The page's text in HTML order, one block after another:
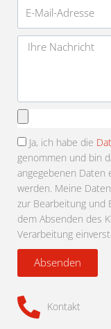
Mail-
Adresse
Nachricht
Anhang
Ja, ich habe die
genommen und bin
angegebenen Daten
werden. Meine
zur Bearbeitung und
dem Absenden des
Verarbeitung
Absenden
Kontakt